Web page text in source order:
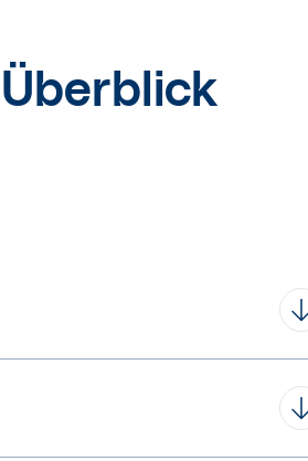
im Quartal